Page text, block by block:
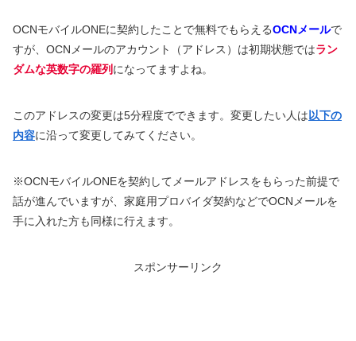
OCNモバイルONEに契約したことで無料でもらえるOCNメールで
すが、OCNメールのアカウント（アドレス）は初期状態ではラン
ダムな英数字の羅列 になってますよね。
このアドレスの変更は5分程度でできます。変更したい人は 以下の
内容に沿って変更してみてください。
※OCNモバイルONEを契約してメールアドレスをもらった前提で
話が進んでいますが、家庭用プロバイダ契約などでOCNメールを
手に入れた方も同様に行えます。
スポンサーリンク